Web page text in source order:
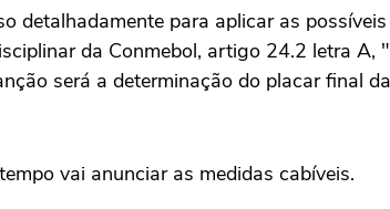
detalhadamente para aplicar as
da Conmebol, artigo 24.2 letra
será a determinação do placar final
vai anunciar as medidas cabíveis.